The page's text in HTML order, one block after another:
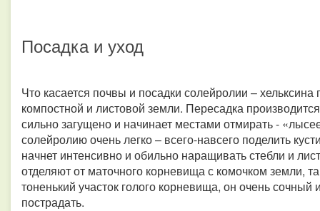
Посадка и уход
Что касается почвы и посадки солейролии –
компостной и листовой земли. Пересадка
сильно загущено и начинает местами отмирать -
солейролию очень легко – всего-навсего поделить
начнет интенсивно и обильно наращивать стебли и
отделяют от маточного корневища с комочком земли,
тоненький участок голого корневища, он очень
пострадать.